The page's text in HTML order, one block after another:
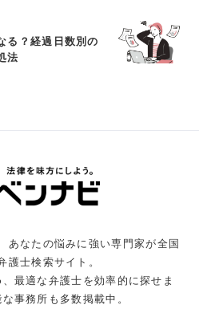
る？経過日数別の
法
あなたの悩みに強い専門家が全国
護士検索サイト。
最適な弁護士を効率的に探せま
事務所も多数掲載中。